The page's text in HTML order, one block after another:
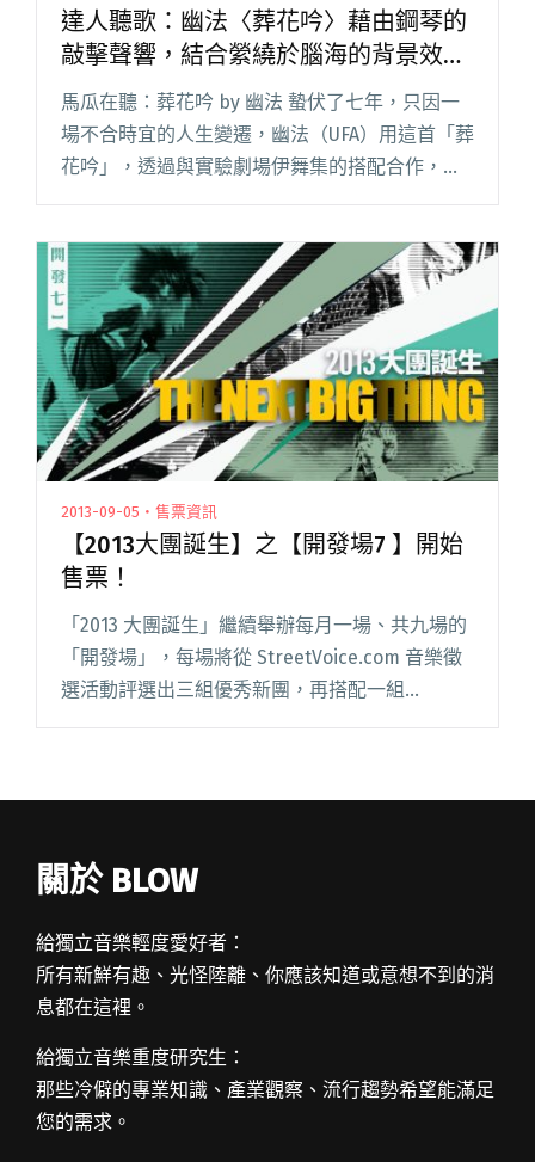
達人聽歌：幽法〈葬花吟〉藉由鋼琴的
敲擊聲響，結合縈繞於腦海的背景效
果。
馬瓜在聽：葬花吟 by 幽法 蟄伏了七年，只因一
場不合時宜的人生變遷，幽法（UFA）用這首「葬
花吟」，透過與實驗劇場伊舞集的搭配合作，向
於腦海的背景效果。幽閱讀全文 "達人聽歌：幽
法〈葬花吟〉藉由鋼琴的敲擊聲響，結合縈繞於
腦海的背景效果。"
2013-09-05・售票資訊
【2013大團誕生】之【開發場7 】開始
售票！
「2013 大團誕生」繼續舉辦每月一場、共九場的
「開發場」，每場將從 StreetVoice.com 音樂徵
選活動評選出三組優秀新團，再搭配一組
SteetVoice 每月推薦之特別嘉賓，與樂迷齊力開
關於 BLOW
給獨立音樂輕度愛好者：
所有新鮮有趣、光怪陸離、你應該知道或意想不到的消
息都在這裡。
給獨立音樂重度研究生：
那些冷僻的專業知識、產業觀察、流行趨勢希望能滿足
您的需求。